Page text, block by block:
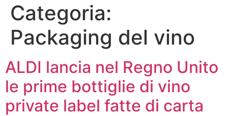
Categoria:
Packaging del vino
ALDI lancia nel Regno Unito
le prime bottiglie di vino
private label fatte di carta